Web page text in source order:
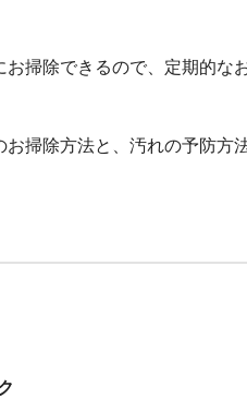
掃除できるので、定期的な
掃除方法と、汚れの予防方